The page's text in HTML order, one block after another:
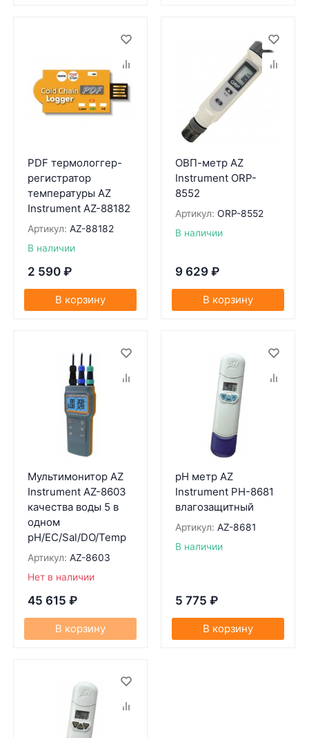
PDF термологгер-
регистратор
температуры AZ
Instrument AZ-88182
Артикул: AZ-88182
В наличии
2 590 ₽
В корзину
ОВП-метр AZ
Instrument ORP-
8552
Артикул: ORP-8552
В наличии
9 629 ₽
В корзину
Мультимонитор AZ
Instrument AZ-8603
качества воды 5 в
одном
pH/EC/Sal/DO/Temp
Артикул: AZ-8603
Нет в наличии
45 615 ₽
В корзину
pH метр AZ
Instrument PH-8681
влагозащитный
Артикул: AZ-8681
В наличии
5 775 ₽
В корзину